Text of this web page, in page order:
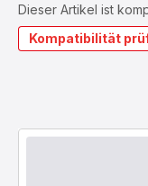
Dieser Artikel ist
Kompatibilität